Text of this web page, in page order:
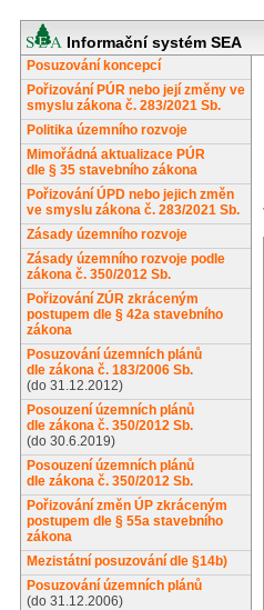
Informační systém SEA
Posuzování koncepcí
Pořizování PÚR nebo její změny ve
smyslu zákona č. 283/2021 Sb.
Politika územního rozvoje
Mimořádná aktualizace PÚR
dle § 35 stavebního zákona
Pořizování ÚPD nebo jejich změn
ve smyslu zákona č. 283/2021 Sb.
Zásady územního rozvoje
Zásady územního rozvoje podle
zákona č. 350/2012 Sb.
Pořizování ZÚR zkráceným
postupem dle § 42a stavebního
zákona
Posuzování územních plánů
dle zákona č. 183/2006 Sb.
(do 31.12.2012)
Posouzení územních plánů
dle zákona č. 350/2012 Sb.
(do 30.6.2019)
Posouzení územních plánů
dle zákona č. 350/2012 Sb.
Pořizování změn ÚP zkráceným
postupem dle § 55a stavebního
zákona
Mezistátní posuzování dle §14b)
Posuzování územních plánů
(do 31.12.2006)